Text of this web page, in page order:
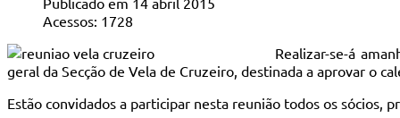
Acessos: 1728
Realizar-se-á
geral da Secção de Vela de Cruzeiro, destinada a aprovar o
Estão convidados a participar nesta reunião todos os sócios,